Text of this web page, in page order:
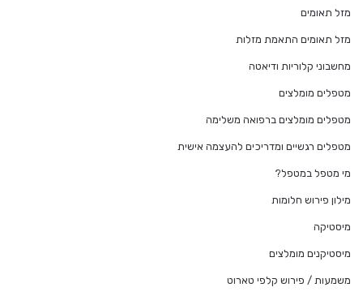
מזל תאומים
מזל תאומים התאמת מזלות
מחשבוני קלוריות ודיאטה
מטפלים מומלצים
מטפלים מומלצים ברפואה משלימה
מטפלים רגשיים ומדריכים להעצמה אישית
מי מטפל במטפל?
מילון פירוש חלומות
מיסטיקה
מיסטיקנים מומלצים
משמעות / פירוש קלפי טארוט